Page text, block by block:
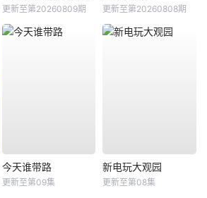
更新至第20260809期 更新至第20260808期
今天谁带路
更新至第09集
新电玩大观园
更新至第08集